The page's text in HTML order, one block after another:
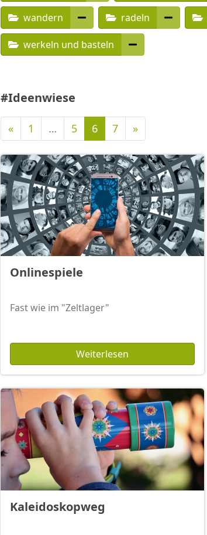
wandern radeln
werkeln und basteln
#Ideenwiese
«Vorherige
1 … 5 6 7 »Nächste
Onlinespiele
Fast wie im "Zeltlager"
Weiterlesen
Kaleidoskopweg